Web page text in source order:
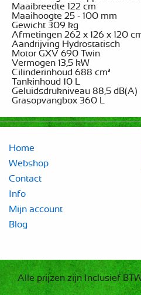
Maaibreedte 122 cm
Maaihoogte 25 - 100 mm
Gewicht 309 kg
Afmetingen 262 x 126 x 120
Aandrijving Hydrostatisch
Motor GXV 690 Twin
Vermogen 13,5 kW
Cilinderinhoud 688 cm³
Tankinhoud 10 L
Geluidsdrukniveau 88,5 dB(A)
Grasopvangbox 360 L
Home
Webshop
Contact
Info
Mijn account
Blog
Alle prijzen zijn Inclusief